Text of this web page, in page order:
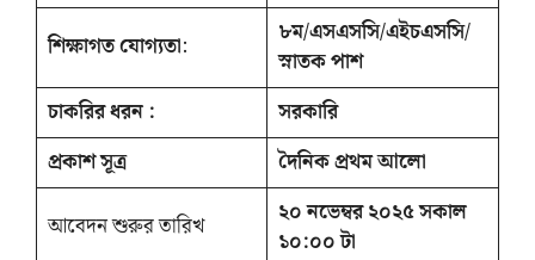
শিক্ষাগত যোগ্যতা:
৮ম/এসএসসি/এইচএসসি/
স্নাতক পাশ
চাকরির ধরন :
সরকারি
প্রকাশ সূত্র
দৈনিক প্রথম আলো
আবেদন শুরুর তারিখ
২০ নভেম্বর ২০২৫ সকাল
১০:০০ টা